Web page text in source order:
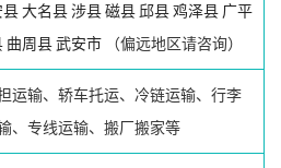
县大名县涉县磁县 邱县鸡泽县 广平
曲周县武安市 （偏远地区请咨询）
运输、轿车托运、冷链运输、行李
、专线运输、搬厂搬家等